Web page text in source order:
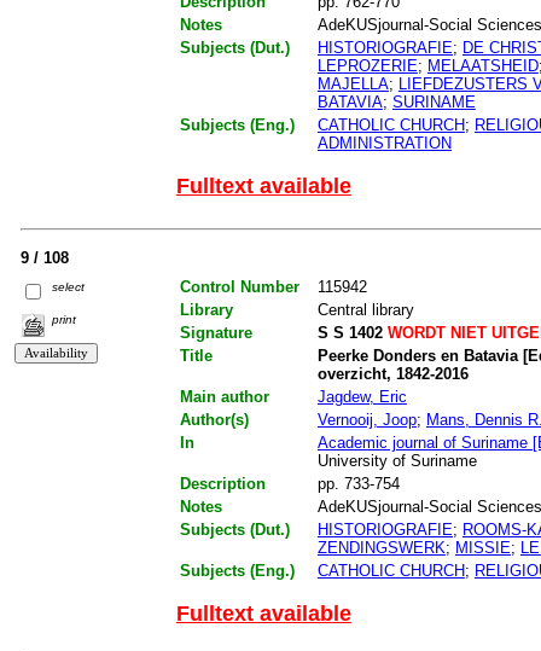
Notes
AdeKUSjournal-Social
Subjects (Dut.)
HISTORIOGRAFIE; DE
LEPROZERIE; MELAATSHEID
MAJELLA; LIEFDEZUSTERS
BATAVIA; SURINAME
Subjects (Eng.)
CATHOLIC CHURCH;
ADMINISTRATION
Fulltext available
9 / 108
select
print
Control Number
115942
Library
Central library
Signature
S S 1402WORDT NIET
Title
Peerke Donders en Batavia
overzicht, 1842-2016
Main author
Jagdew, Eric
Author(s)
Vernooij, Joop; Mans, Dennis
In
Academic journal of Suriname
University of Suriname
Description
pp. 733-754
Notes
AdeKUSjournal-Social
Subjects (Dut.)
HISTORIOGRAFIE; ROOMS-
ZENDINGSWERK; MISSIE;
Subjects (Eng.)
CATHOLIC CHURCH;
Fulltext available